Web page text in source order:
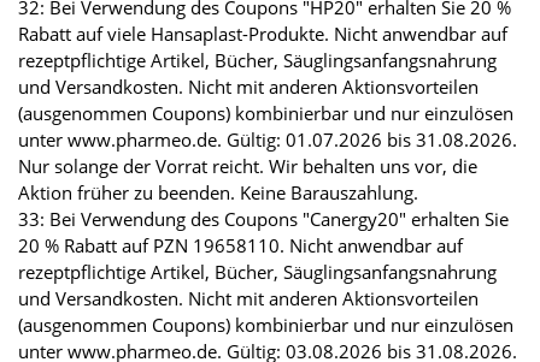
32: Bei Verwendung des Coupons "HP20" erhalten Sie 20 %
Rabatt auf viele Hansaplast-Produkte. Nicht anwendbar auf
rezeptpflichtige Artikel, Bücher, Säuglingsanfangsnahrung
und Versandkosten. Nicht mit anderen Aktionsvorteilen
(ausgenommen Coupons) kombinierbar und nur einzulösen
unter www.pharmeo.de. Gültig: 01.07.2026 bis 31.08.2026.
Nur solange der Vorrat reicht. Wir behalten uns vor, die
Aktion früher zu beenden. Keine Barauszahlung.
33: Bei Verwendung des Coupons "Canergy20" erhalten Sie
20 % Rabatt auf PZN 19658110. Nicht anwendbar auf
rezeptpflichtige Artikel, Bücher, Säuglingsanfangsnahrung
und Versandkosten. Nicht mit anderen Aktionsvorteilen
(ausgenommen Coupons) kombinierbar und nur einzulösen
unter www.pharmeo.de. Gültig: 03.08.2026 bis 31.08.2026.